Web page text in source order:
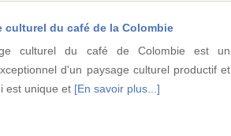
culturel du café de la Colombie
culturel du café de Colombie est un
d'un paysage culturel productif et
est unique et [En savoir plus...]